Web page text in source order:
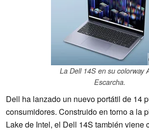
La Dell 14S en su colorway
Escarcha.
Dell ha lanzado un nuevo portátil de 14
consumidores. Construido en torno a la
Lake de Intel, el Dell 14S también viene